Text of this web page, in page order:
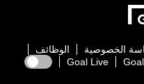
الخصوصية
الوظائف
Goal Live